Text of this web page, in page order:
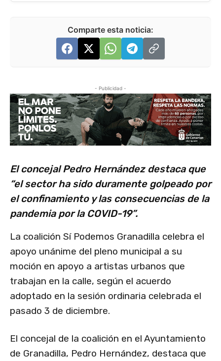
Comparte esta noticia:
- Publicidad -
El concejal Pedro Hernández destaca que
“el sector ha sido duramente golpeado por
el confinamiento y las consecuencias de la
pandemia por la COVID-19”.
La coalición Sí Podemos Granadilla celebra el
apoyo unánime del pleno municipal a su
moción en apoyo a artistas urbanos que
trabajan en la calle, según el acuerdo
adoptado en la sesión ordinaria celebrada el
pasado 3 de diciembre.
El concejal de la coalición en el Ayuntamiento
de Granadilla, Pedro Hernández, destaca que